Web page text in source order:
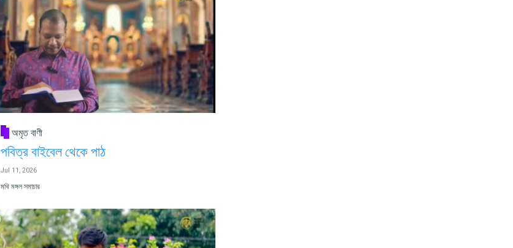
অমৃত বাণী
পবিত্র বাইবেল থেকে পাঠ
Jul 11, 2026
মথি মঙ্গল সমাচার